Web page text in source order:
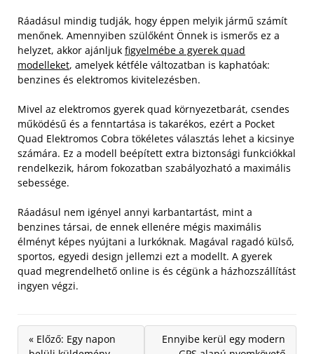
Ráadásul mindig tudják, hogy éppen melyik jármű számít
menőnek. Amennyiben szülőként Önnek is ismerős ez a
helyzet, akkor ajánljuk figyelmébe a gyerek quad
modelleket, amelyek kétféle változatban is kaphatóak:
benzines és elektromos kivitelezésben.
Mivel az elektromos gyerek quad környezetbarát, csendes
működésű és a fenntartása is takarékos, ezért a Pocket
Quad Elektromos Cobra tökéletes választás lehet a kicsinye
számára. Ez a modell beépített extra biztonsági funkciókkal
rendelkezik, három fokozatban szabályozható a maximális
sebessége.
Ráadásul nem igényel annyi karbantartást, mint a
benzines társai, de ennek ellenére mégis maximális
élményt képes nyújtani a lurkóknak. Magával ragadó külső,
sportos, egyedi design jellemzi ezt a modellt. A gyerek
quad megrendelhető online is és cégünk a házhozszállítást
ingyen végzi.
« Előző: Egy napon
Ennyibe kerül egy modern